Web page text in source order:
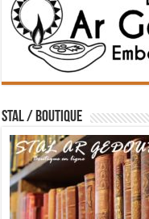
STAL / BOUTIQUE